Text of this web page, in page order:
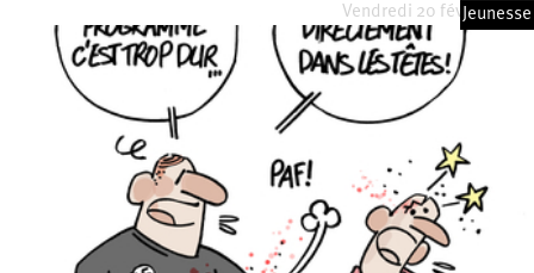
Vendredi 20 février 2026
Jeunesse